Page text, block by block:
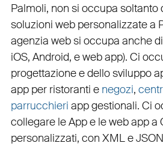
Palmoli, non si occupa soltanto
soluzioni web personalizzate a
agenzia websi occupa anche di
iOS, Android, eweb app). Ci
progettazionee dellosviluppo
app per ristoranti e negozi,
parrucchieri app gestionali. Ci
collegareleAppe leweb appa
personalizzati, con XMLeJSON